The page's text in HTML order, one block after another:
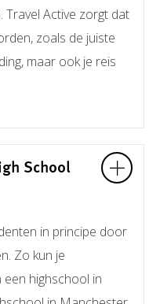
Active zorgt dat
zoals de juiste
maar ook je reis
School
in principe door
Zo kun je
highschool in